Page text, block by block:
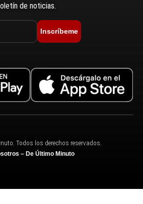
de noticias.
Inscríbeme
Todos los derechos reservados.
– De Último Minuto